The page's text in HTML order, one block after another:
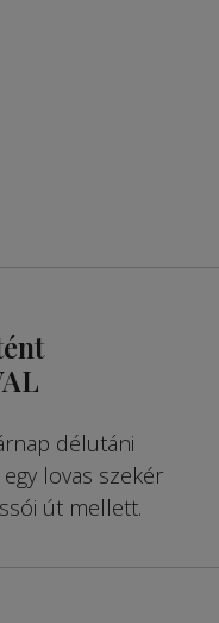
délutáni
lovas szekér
út mellett.